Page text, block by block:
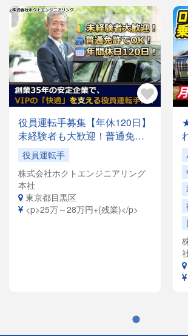
役員運転手募集【年休120日】
未経験者も大歓迎！普通免許
があれば応募OK✨月収28万円
以上も可能！創業35年の安定
企業で、「快適な空間」を提
供するお仕事です。
役員運転手
株式会社ホクトエンジニアリング
本社
東京都目黒区
<p>25万～28万円+(残業)</p>